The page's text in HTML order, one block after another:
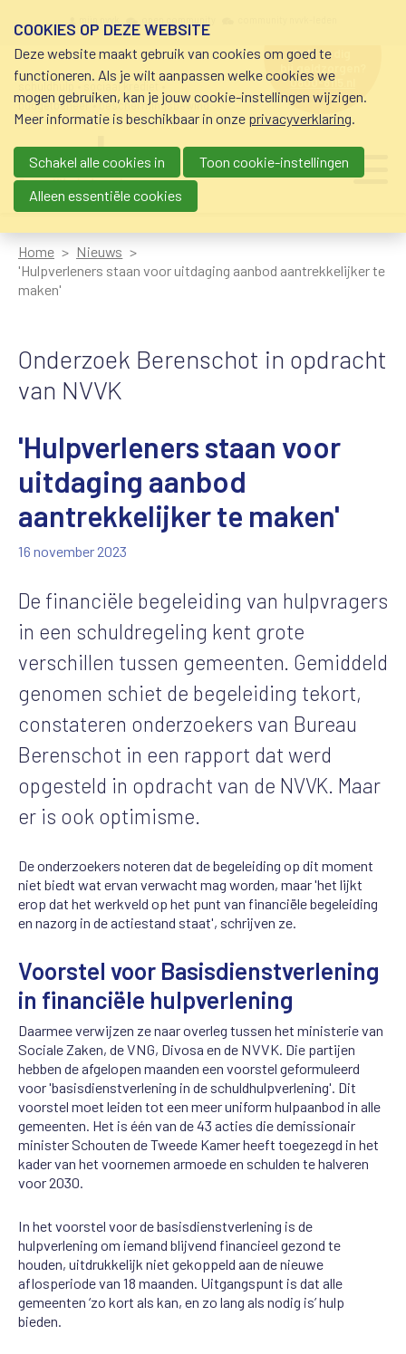
schuldhulp • sociaal krediet •
budgetbeheer • beschermingsbewind
hulp nodig
bij geldzorgen?
0800-8115.nl
Main navigation
Home
Nieuws
'Hulpverleners staan voor uitdaging aanbod aantrekkelijker te
maken'
Onderzoek Berenschot in opdracht
van NVVK
'Hulpverleners staan voor
uitdaging aanbod
aantrekkelijker te maken'
16 november 2023
De financiële begeleiding van hulpvragers
in een schuldregeling kent grote
verschillen tussen gemeenten. Gemiddeld
genomen schiet de begeleiding tekort,
constateren onderzoekers van Bureau
Berenschot in een rapport dat werd
opgesteld in opdracht van de NVVK. Maar
er is ook optimisme.
De onderzoekers noteren dat de begeleiding op dit moment
niet biedt wat ervan verwacht mag worden, maar 'het lijkt
erop dat het werkveld op het punt van financiële begeleiding
en nazorg in de actiestand staat', schrijven ze.
Voorstel voor Basisdienstverlening
in financiële hulpverlening
Daarmee verwijzen ze naar overleg tussen het ministerie van
Sociale Zaken, de VNG, Divosa en de NVVK. Die partijen
hebben de afgelopen maanden een voorstel geformuleerd
voor 'basisdienstverlening in de schuldhulpverlening'. Dit
voorstel moet leiden tot een meer uniform hulpaanbod in alle
gemeenten. Het is één van de 43 acties die demissionair
minister Schouten de Tweede Kamer heeft toegezegd in het
kader van het voornemen armoede en schulden te halveren
voor 2030.
In het voorstel voor de basisdienstverlening is de
hulpverlening om iemand blijvend financieel gezond te
houden, uitdrukkelijk niet gekoppeld aan de nieuwe
aflosperiode van 18 maanden. Uitgangspunt is dat alle
gemeenten ‘zo kort als kan, en zo lang als nodig is’ hulp
bieden.
COOKIES OP DEZE WEBSITE
Deze website maakt gebruik van cookies om goed te
functioneren. Als je wilt aanpassen welke cookies we
mogen gebruiken, kan je jouw cookie-instellingen wijzigen.
Meer informatie is beschikbaar in onze privacyverklaring.
Schakel alle cookies in
Toon cookie-instellingen
Alleen essentiële cookies